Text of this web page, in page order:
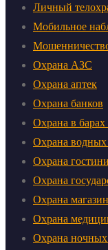
Личный
Мобильное
Охрана АЗС
Охрана аптек
Охрана банков
Охрана в барах
Охрана водных
Охрана
Охрана
Охрана
Охрана
Охрана ночных